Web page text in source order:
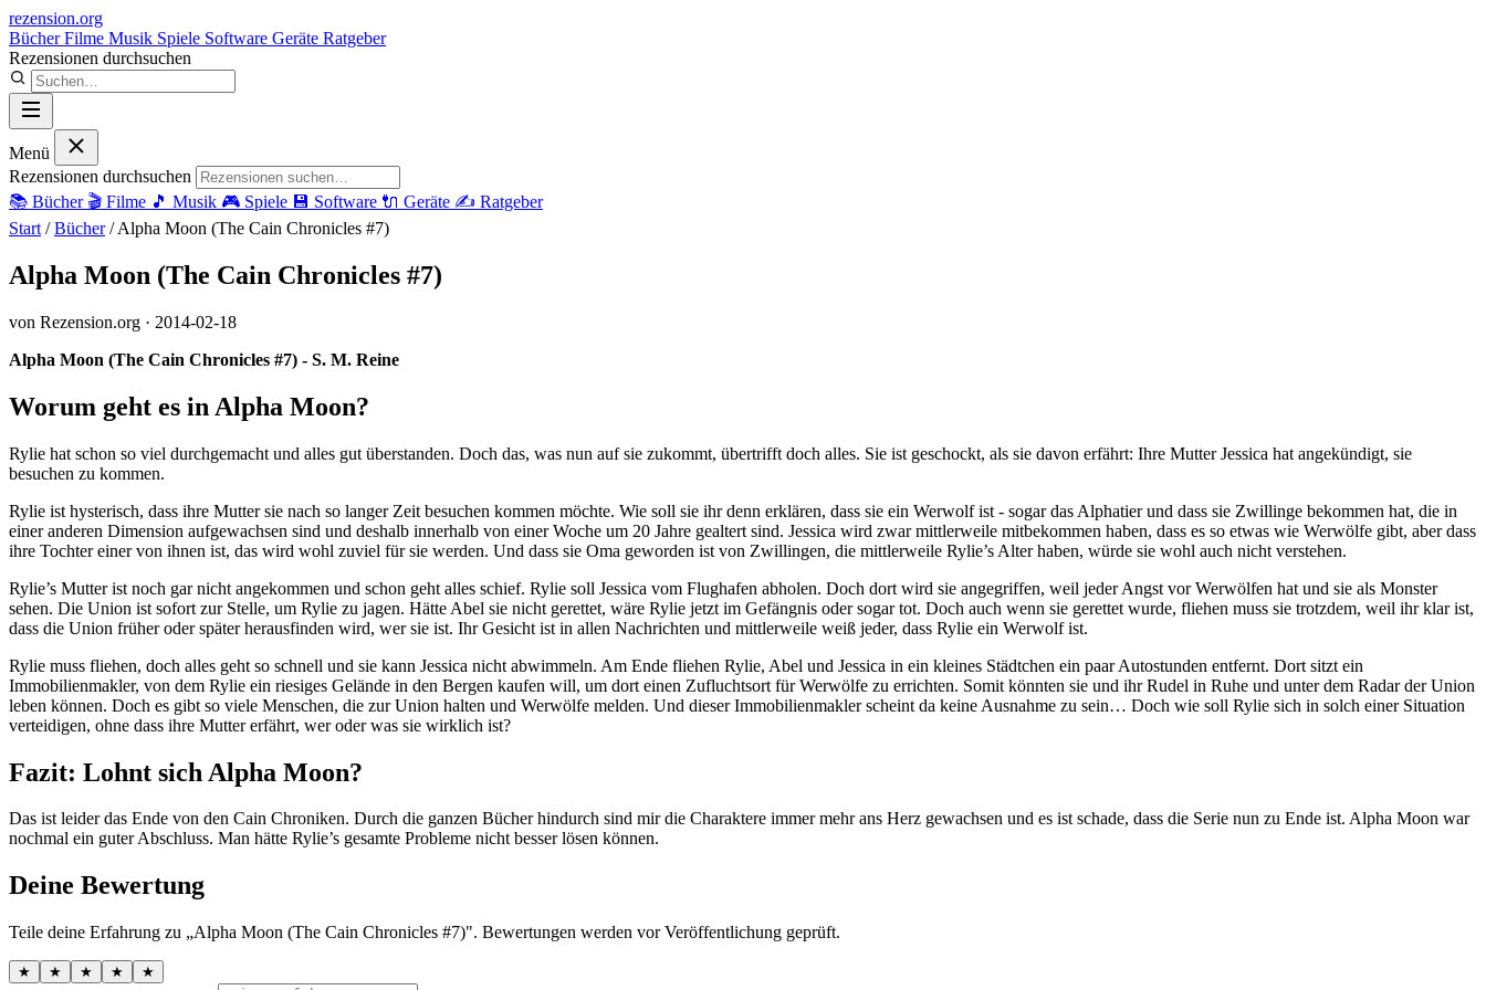
rezension.org
BücherFilme Musik Spiele Software Geräte Ratgeber
Rezensionen durchsuchen
Menü
Rezensionen durchsuchen
📚 Bücher 🎬 Filme 🎵 Musik 🎮 Spiele 💾 Software 🔌 Geräte ✍️ Ratgeber
Start / Bücher / Alpha Moon (The Cain Chronicles #7)
Alpha Moon (The Cain Chronicles #7)
von Rezension.org · 2014-02-18
Alpha Moon (The Cain Chronicles #7) - S. M. Reine
Worum geht es in Alpha Moon?
Rylie hat schon so viel durchgemacht und alles gut überstanden. Doch das, was nun auf sie zukommt, übertrifft doch alles. Sie ist geschockt, als sie davon erfährt: Ihre Mutter Jessica hat angekündigt, sie
besuchen zu kommen.
Rylie ist hysterisch, dass ihre Mutter sie nach so langer Zeit besuchen kommen möchte. Wie soll sie ihr denn erklären, dass sie ein Werwolf ist - sogar das Alphatier und dass sie Zwillinge bekommen hat, die in
einer anderen Dimension aufgewachsen sind und deshalb innerhalb von einer Woche um 20 Jahre gealtert sind. Jessica wird zwar mittlerweile mitbekommen haben, dass es so etwas wie Werwölfe gibt, aber dass
ihre Tochter einer von ihnen ist, das wird wohl zuviel für sie werden. Und dass sie Oma geworden ist von Zwillingen, die mittlerweile Rylie’s Alter haben, würde sie wohl auch nicht verstehen.
Rylie’s Mutter ist noch gar nicht angekommen und schon geht alles schief. Rylie soll Jessica vom Flughafen abholen. Doch dort wird sie angegriffen, weil jeder Angst vor Werwölfen hat und sie als Monster
sehen. Die Union ist sofort zur Stelle, um Rylie zu jagen. Hätte Abel sie nicht gerettet, wäre Rylie jetzt im Gefängnis oder sogar tot. Doch auch wenn sie gerettet wurde, fliehen muss sie trotzdem, weil ihr klar ist,
dass die Union früher oder später herausfinden wird, wer sie ist. Ihr Gesicht ist in allen Nachrichten und mittlerweile weiß jeder, dass Rylie ein Werwolf ist.
Rylie muss fliehen, doch alles geht so schnell und sie kann Jessica nicht abwimmeln. Am Ende fliehen Rylie, Abel und Jessica in ein kleines Städtchen ein paar Autostunden entfernt. Dort sitzt ein
Immobilienmakler, von dem Rylie ein riesiges Gelände in den Bergen kaufen will, um dort einen Zufluchtsort für Werwölfe zu errichten. Somit könnten sie und ihr Rudel in Ruhe und unter dem Radar der Union
leben können. Doch es gibt so viele Menschen, die zur Union halten und Werwölfe melden. Und dieser Immobilienmakler scheint da keine Ausnahme zu sein… Doch wie soll Rylie sich in solch einer Situation
verteidigen, ohne dass ihre Mutter erfährt, wer oder was sie wirklich ist?
Fazit: Lohnt sich Alpha Moon?
Das ist leider das Ende von den Cain Chroniken. Durch die ganzen Bücher hindurch sind mir die Charaktere immer mehr ans Herz gewachsen und es ist schade, dass die Serie nun zu Ende ist. Alpha Moon war
nochmal ein guter Abschluss. Man hätte Rylie’s gesamte Probleme nicht besser lösen können.
Deine Bewertung
Teile deine Erfahrung zu „Alpha Moon (The Cain Chronicles #7)". Bewertungen werden vor Veröffentlichung geprüft.
★ ★ ★ ★ ★